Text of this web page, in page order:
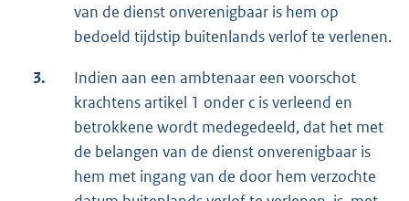
van de dienst onverenigbaar is hem op
bedoeld tijdstip buitenlands verlof te verlenen.
3.
Indien aan een ambtenaar een voorschot
krachtens artikel 1 onder c is verleend en
betrokkene wordt medegedeeld, dat het met
de belangen van de dienst onverenigbaar is
hem met ingang van de door hem verzochte